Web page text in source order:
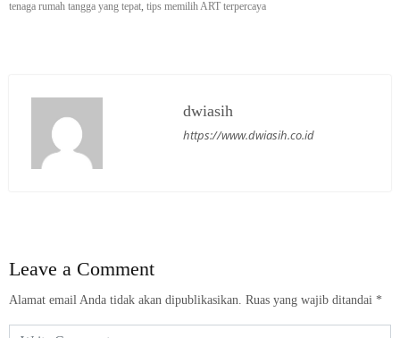
tenaga rumah tangga yang tepat tips memilih ART terpercaya
dwiasih
https://www.dwiasih.co.id
Leave a Comment
Alamat email Anda tidak akan dipublikasikan. Ruas yang wajib ditandai *